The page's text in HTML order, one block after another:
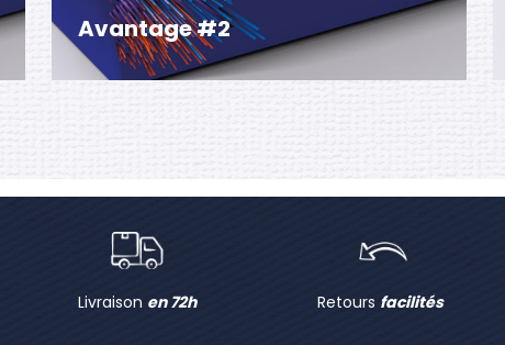
Avantage #2
Facile à transporter grâce à ses hanses et sa
housse de protection, la table est disponible
assurer la durabilité de l’impression.
Livraison en 72h Retours facilités